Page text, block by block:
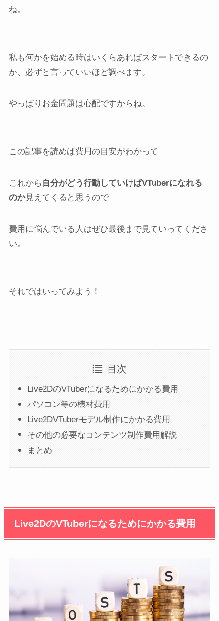
ね。
私も何かを始める時はいくらあればスタートできるの
か、必ずと言っていいほど調べます。
やっぱりお金問題は心配ですからね。
この記事を読めば費用の目安がわかって
これから 自分がどう行動していけばVTuberになれる
のか見えてくると思うので
費用に悩んでいる人はぜひ最後まで見ていってくださ
い。
それではいってみよう！
目次
Live2DのVTuberになるためにかかる費用
パソコン等の機材費用
Live2DVTuberモデル制作にかかる費用
その他の必要なコンテンツ制作費用解説
まとめ
Live2DのVTuberになるためにかかる費用